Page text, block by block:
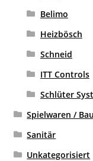
Belimo
Heizbösch
Schneid
ITT Controls
Schlüter
Spielwaren /
Sanitär
Unkategorisiert